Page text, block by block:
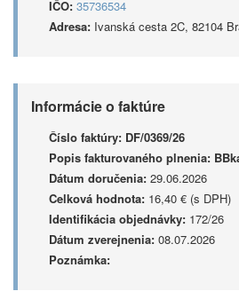
IČO: 35736534
Adresa: Ivanská cesta 2C, 82104
Informácie o faktúre
Číslo faktúry: DF/0369/26
Popis fakturovaného plnenia:
Dátum doručenia: 29.06.2026
Celková hodnota: 16,40 € (s DPH)
Identifikácia objednávky: 172/26
Dátum zverejnenia: 08.07.2026
Poznámka: